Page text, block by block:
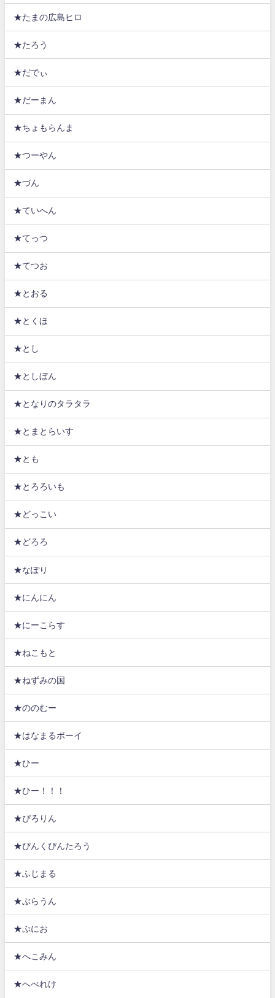
★たまの広島ヒロ
★たろう
★だでぃ
★だーまん
★ちょもらんま
★つーやん
★づん
★ていへん
★てっつ
★てつお
★とおる
★とくほ
★とし
★としぼん
★となりのタラタラ
★とまとらいす
★とも
★とろろいも
★どっこい
★どろろ
★なぽり
★にんにん
★にーこらす
★ねこもと
★ねずみの国
★ののむー
★はなまるボーイ
★ひー
★ひー！！！
★ぴろりん
★ぴんくぴんたろう
★ふじまる
★ぶらうん
★ぷにお
★へこみん
★へべれけ